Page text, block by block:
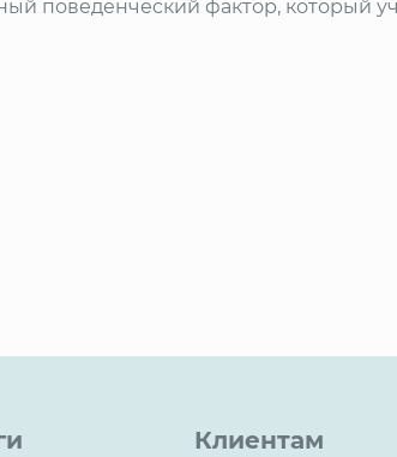
поведенческий фактор, который
Клиентам